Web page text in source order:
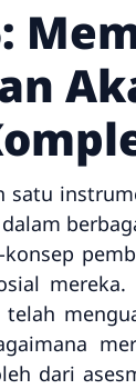
satu
dari